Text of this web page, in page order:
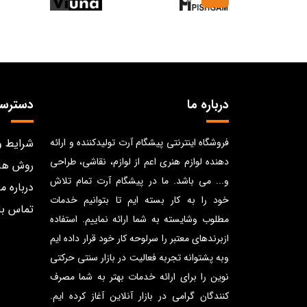
درباره ما
فروشگاه اینترنتی پیشگام آرت تولیدکننده و ارائه
دهنده لوازم هنری اعم از لوازم، نقاشی، طراحی
و... می باشد. ما در پیشگام آرت تمام تلاش
خود را به کار بسته ایم تا بتوانیم خدمات
مطلوب وشایسته به شما ارائه نماییم. استفاده
ازبرندهای معتبر را سرلوحه کار خود قرار داده ایم
وبه پشتوانه تجربه فعالیت در بازار سنتی حرکتی
نوین را برای ارائه خدمات بهتر به شما مصرف
کنندگان گرامی در بازار آنلاین آغاز کرده ایم.
شرایط
روش
درباره
تماس